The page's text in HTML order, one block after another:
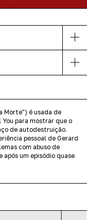
Morte”) é usada de
para mostrar que o
de autodestruição.
pessoal de Gerard
com abuso de
um episódio quase